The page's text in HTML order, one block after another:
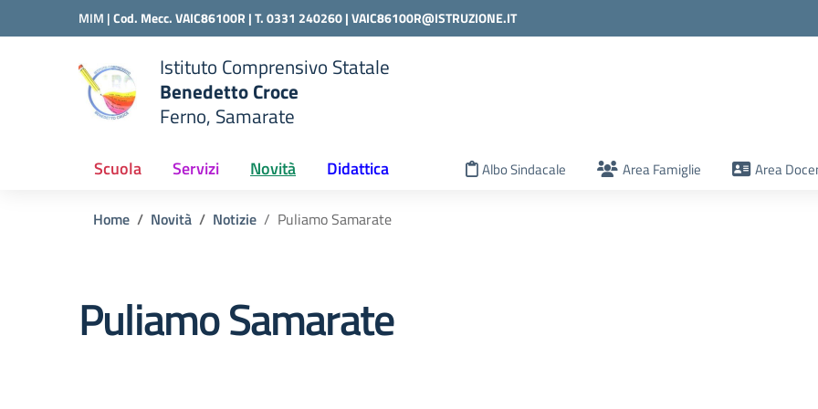
Vai ai contenuti
Vai al menu di navigazione
MIM |Cod. Mecc. VAIC86100R | T. 0331 240260 |VAIC86100R@ISTRUZIONE.IT
scuola
Istituto Comprensivo Statale
Benedetto Croce
Ferno, Samarate
Scuola Servizi Novità Didattica Albo Sindacale Area Famiglie Area
Home Novità Notizie Puliamo Samarate
Puliamo Samarate